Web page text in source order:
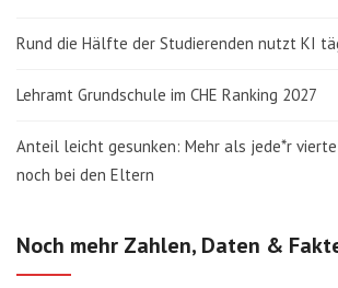
Rund die Hälfte der Studierenden nutzt KI
Lehramt Grundschule im CHE Ranking 2027
Anteil leicht gesunken: Mehr als jede*r
noch bei den Eltern
Noch mehr Zahlen, Daten &